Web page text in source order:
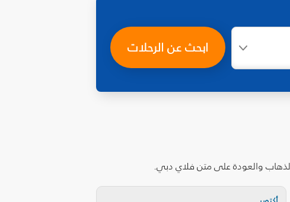
ابحث عن الرحلات
والعودة على متن فلاي دبي.